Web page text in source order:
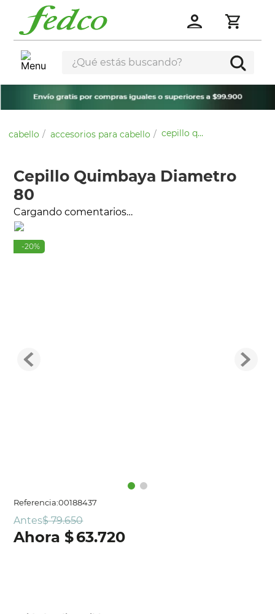
¿Qué estás buscando?
cabello accesorios para cabello cepillo quimbaya diametro 80
Cepillo Quimbaya Diametro
80
Cargando comentarios…
-20%
Referencia:00188437
Antes$ 79.650
$63.720